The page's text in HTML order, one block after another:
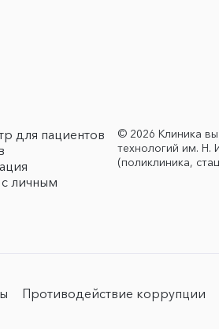
для пациентов
личным
© 2026 Клиника
технологий им. Н.
(поликлиника,
Противодействие коррупции